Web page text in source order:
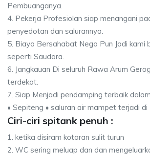
Pembuanganya.
4. Pekerja Profesiolan siap menangani
penyedotan dan salurannya.
5. Biaya Bersahabat Nego Pun Jadi kami
seperti Saudara.
6. Jangkauan Di seluruh Rawa Arum
terdekat.
7. Siap Menjadi pendamping terbaik
• Sepiteng • saluran air mampet terjadi di
Ciri-ciri spitank penuh :
1. ketika disiram kotoran sulit turun
2. WC sering meluap dan dan